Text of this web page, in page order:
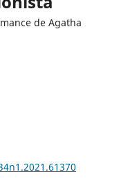
de Agatha